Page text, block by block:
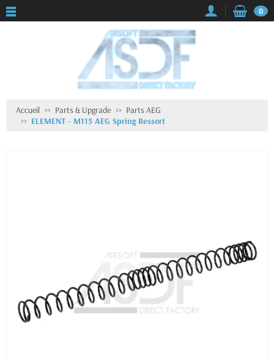
0
Accueil Parts & Upgrade
Parts AEG
ELEMENT - M115 AEG Spring Ressort